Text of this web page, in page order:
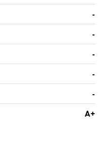
-
-
-
-
-
A+